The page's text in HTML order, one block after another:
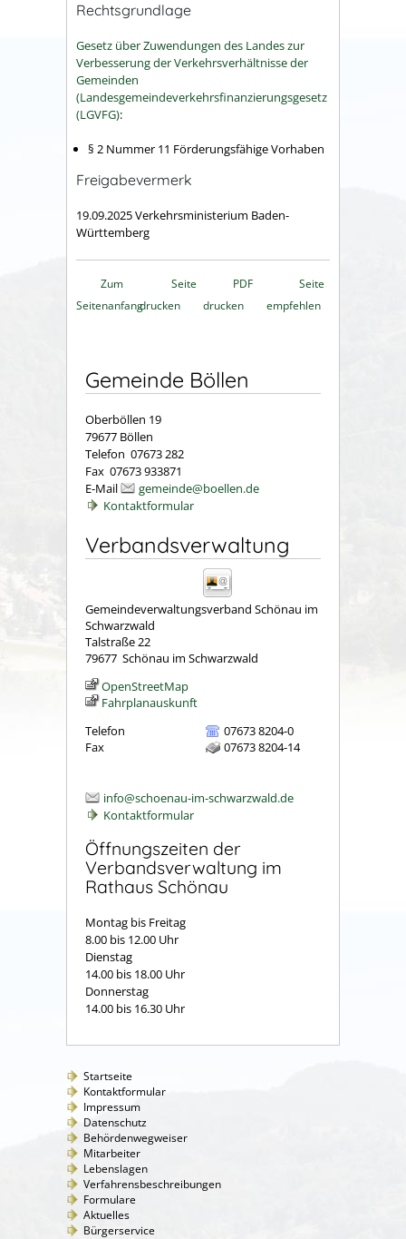
Rechtsgrundlage
Gesetz über Zuwendungen des Landes zur
Verbesserung der Verkehrsverhältnisse der
Gemeinden
(Landesgemeindeverkehrsfinanzierungsgesetz
(LGVFG):
§ 2 Nummer 11 Förderungsfähige Vorhaben
Freigabevermerk
19.09.2025Verkehrsministerium Baden-
Württemberg
Zum
Seitenanfang
Seite
drucken
PDF
drucken
Seite
empfehlen
Gemeinde Böllen
Oberböllen 19
79677 Böllen
Telefon 07673 282
Fax 07673 933871
E-Mail
gemeinde@boellen.de
Kontaktformular
Verbandsverwaltung
Gemeindeverwaltungsverband Schönau im
Schwarzwald
Talstraße 22
79677 Schönau im Schwarzwald
OpenStreetMap
Fahrplanauskunft
Telefon
07673 8204-0
Fax
07673 8204-14
info@schoenau-im-schwarzwald.de
Kontaktformular
Öffnungszeiten der
Verbandsverwaltung im
Rathaus Schönau
Montag bis Freitag
8.00 bis 12.00 Uhr
Dienstag
14.00 bis 18.00 Uhr
Donnerstag
14.00 bis 16.30 Uhr
Startseite
Kontaktformular
Impressum
Datenschutz
Behördenwegweiser
Mitarbeiter
Lebenslagen
Verfahrensbeschreibungen
Formulare
Aktuelles
Bürgerservice